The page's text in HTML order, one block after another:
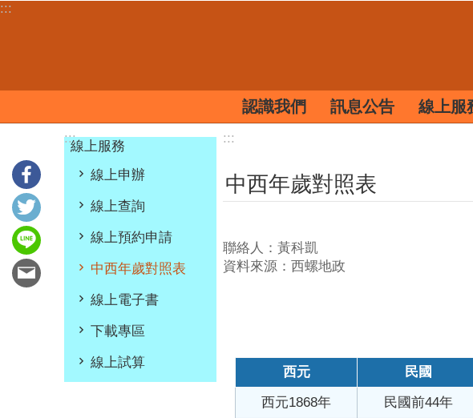
跳到主要內容區塊
:::
認識我們 訊息公告 線上服
:::
線上服務
線上申辦
線上查詢
線上預約申請
中西年歲對照表
線上電子書
下載專區
線上試算
:::
中西年歲對照表
聯絡人：黃科凱
資料來源：西螺地政
西元
民國
西元1868年
民國前44年